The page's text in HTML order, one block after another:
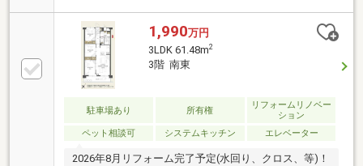
１７年目》～東京都・埼玉県・千葉県で販売実績多数
～経験豊富なエージェントと提携業者（FPなど）がサ
ポートいたします！◎住宅ローンご相談ください♪
低金利×保障内容充実の金融機関ご紹介いたしま
す！ 諸費用のお借入れも可能です♪◇マイホーム購
入は、一生の中でも大きな決断のひとつです。 専門
的な知識だけでなく、「人と人とのつながり」や「心
の通う対応」が何より大切だと、考えています。 お
気軽にお問合せください！
1,990万円
3LDK 61.48m2
3階 南東
駐車場あり 所有権
リフォームリノベー
ション
ペット相談可
システムキッチン エレベーター
2026年8月リフォーム完了予定(水回り、クロス、等)！